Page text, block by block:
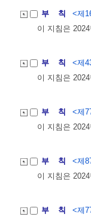
부 칙
<제
이 지침은
부 칙
<제
이 지침은
부 칙
<제
이 지침은
부 칙
<제
이 지침은
부 칙
<제